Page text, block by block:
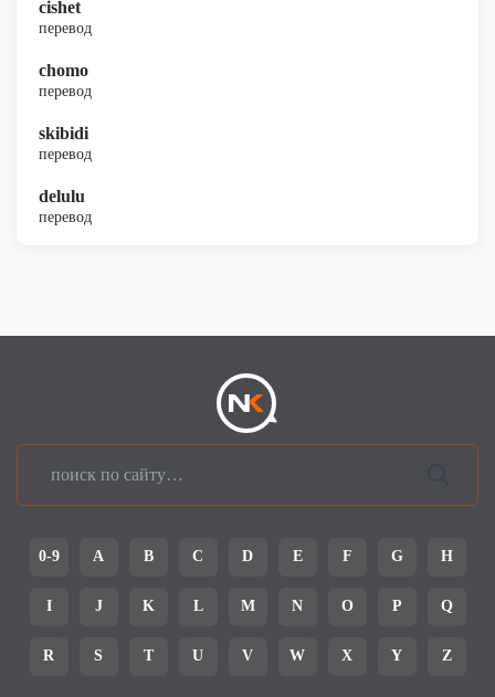
cishet
перевод
chomo
перевод
skibidi
перевод
delulu
перевод
0-9 A B C D E F G H
I J K L M N O P Q
R S T U V W X Y Z